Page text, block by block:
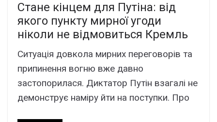
Стане кінцем для Путіна: від
якого пункту мирної угоди
ніколи не відмовиться Кремль
Ситуація довкола мирних переговорів та
припинення вогню вже давно
застопорилася. Диктатор Путін взагалі не
демонструє наміру йти на поступки. Про